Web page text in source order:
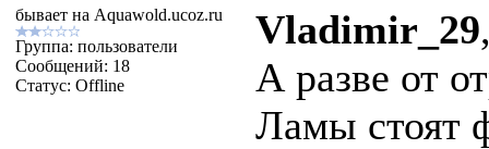
бывает на Aquawold.ucoz.ru
Группа: пользователи
Сообщений: 18
Статус: Offline
Vladimir_29
А разве от
Ламы стоят